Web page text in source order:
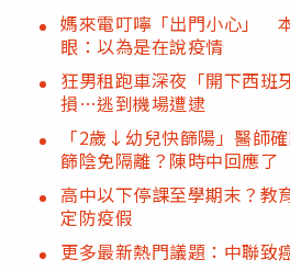
媽來電叮嚀「出門小心」
眼：以為是在說疫情
狂男租跑車深夜「開下西
損⋯逃到機場遭逮
「2歲↓幼兒快篩陽」醫師
篩陰免隔離？陳時中回應了
高中以下停課至學期末？教
定防疫假
更多最新熱門議題：中聯致